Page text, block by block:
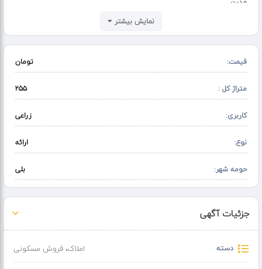
نمایش بیشتر
قیمت: تومان
متراژ کل : ۲۵۵
کاربری: زراعی
نوع: ارائه
حومه شهر: بلی
جزئیات آگهی
دسته املاک،فروش مسکونی